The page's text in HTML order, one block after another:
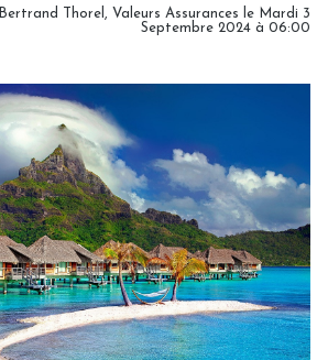
Bertrand Thorel, Valeurs Assurances le Mardi 3
Septembre 2024 à 06:00